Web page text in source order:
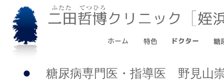
● 糖尿病専門医・指導医 野見山